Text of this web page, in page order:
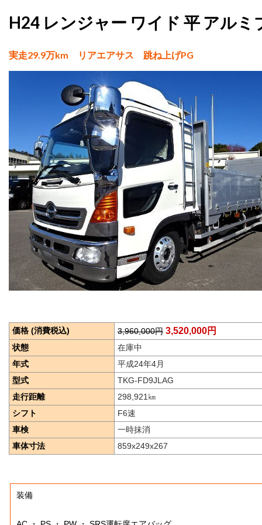
H24 レンジャー ワイド 平 アルミ
実走29.9万km リアエアサス 跳ね上げPG
価格 (消費税込) 3,960,000円 3,520,000円
状態
在庫中
年式
平成24年4月
型式
TKG-FD9JLAG
走行距離
298,921㎞
シフト
F6速
車検
一時抹消
車体寸法
859x249x267
装備